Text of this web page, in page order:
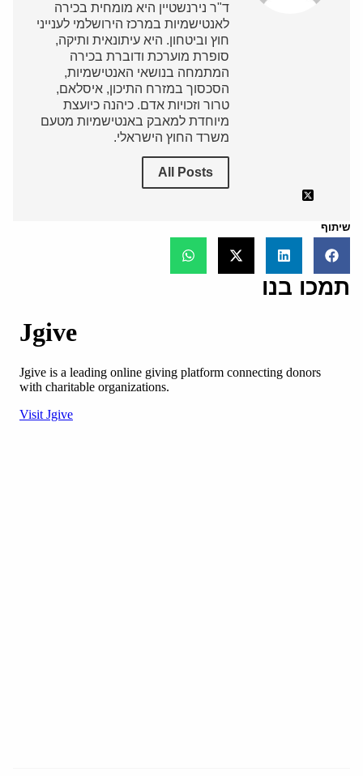
ד"ר נירנשטיין היא מומחית בכירה
לאנטישמיות במרכז הירושלמי לענייני
חוץ וביטחון. היא עיתונאית ותיקה,
סופרת מוערכת ודוברת בכירה
המתמחה בנושאי האנטישמיות,
הסכסוך במזרח התיכון, איסלאם,
טרור וזכויות אדם. כיהנה כיועצת
מיוחדת למאבק באנטישמיות מטעם
משרד החוץ הישראלי.
All Posts
שיתוף
תמכו בנו